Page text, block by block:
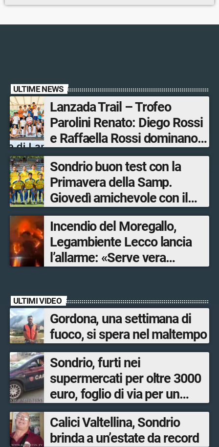
ULTIME NEWS
Lanzada Trail – Trofeo
Parolini Renato: Diego Rossi
e Raffaella Rossi dominano
la gara in Valmalenco
Sondrio buon test con la
Primavera della Samp.
Giovedì amichevole con il
Lecco
Incendio del Moregallo,
Legambiente Lecco lancia
l’allarme: «Serve vera
ULTIMI VIDEO
Gordona, una settimana di
fuoco, si spera nel maltempo
Sondrio, furti nei
supermercati per oltre 3000
euro, foglio di via per un
ventinovenne
Calici Valtellina, Sondrio
brinda a un’estate da record